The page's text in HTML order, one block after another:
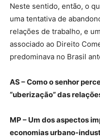
Neste sentido, então, o
uma tentativa de
relações de trabalho, e
associado ao Direito
predominava no Brasil
AS – Como o senhor
“uberização” das
MP – Um dos aspectos
economias urbano-